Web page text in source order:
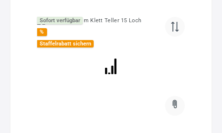
Sofort verfügbar
%
Staffelrabatt sichern